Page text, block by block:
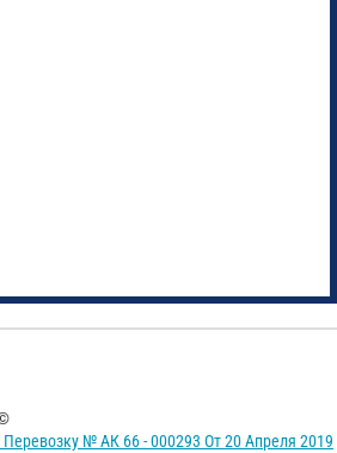
№ АК 66 - 000293 От 20 Апреля 2019